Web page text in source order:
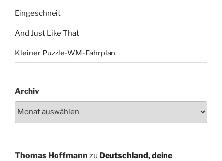
Eingeschneit
And Just Like That
Kleiner Puzzle-WM-Fahrplan
Archiv
Thomas Hoffmann zu Deutschland, deine